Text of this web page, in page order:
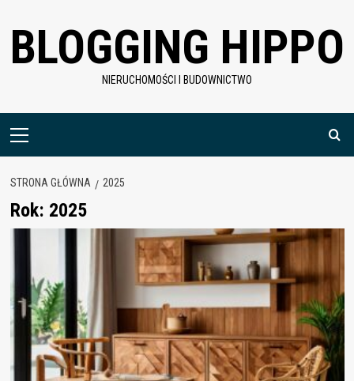
content
BLOGGING HIPPO
NIERUCHOMOŚCI I BUDOWNICTWO
Menu
STRONA GŁÓWNA 2025
Rok: 2025